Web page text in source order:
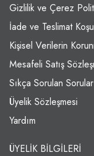
Gizlilik ve Çerez
İade ve Teslimat
Kişisel Verilerin
Mesafeli Satış
Sıkça Sorulan Sorular
Üyelik Sözleşmesi
Yardım
ÜYELIK BILGILERI